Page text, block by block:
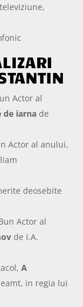
Actor al
de iarna de
Actor al anului,
deosebite
Actor al
de I.A.
A
in regia lui